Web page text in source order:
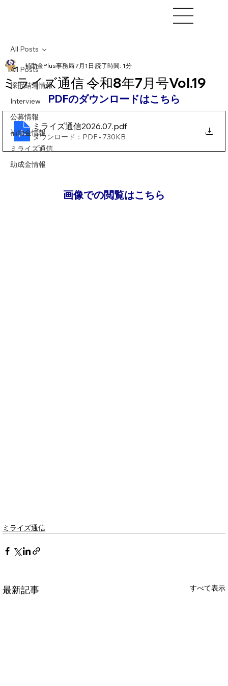
All Posts
採択結果情報
Interview
公募情報
補助金情報
ミライズ通信
助成金情報
All Posts
ミライズ通信 令和8年7⽉号Vol.19
補助金Plus事務局7月1日 読了時間: 1分
PDFのダウンロードはこちら
ミライズ通信2026.07.pdf
ダウンロード：PDF • 730KB
画像での閲覧はこちら
ミライズ通信
最新記事 すべて表示